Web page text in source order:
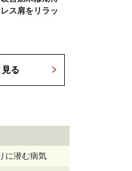
ス肩をリラッ
る
に潜む病気